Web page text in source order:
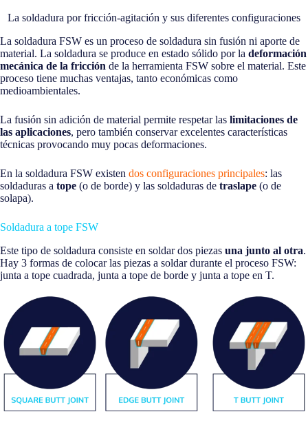
La soldadura por fricción-agitación y sus diferentes configuraciones
La soldadura FSW es un proceso de soldadura sin fusión ni aporte de
material. La soldadura se produce en estado sólido por la deformación
mecánica de la fricción de la herramienta FSW sobre el material. Este
proceso tiene muchas ventajas, tanto económicas como
medioambientales.
La fusión sin adición de material permite respetar las limitaciones de
las aplicaciones, pero también conservar excelentes características
técnicas provocando muy pocas deformaciones.
En la soldadura FSW existen dos configuraciones principales: las
soldaduras a tope (o de borde) y las soldaduras de traslape (o de
solapa).
Soldadura a tope FSW
Este tipo de soldadura consiste en soldar dos piezas una junto al otra.
Hay 3 formas de colocar las piezas a soldar durante el proceso FSW:
junta a tope cuadrada, junta a tope de borde y junta a tope en T.